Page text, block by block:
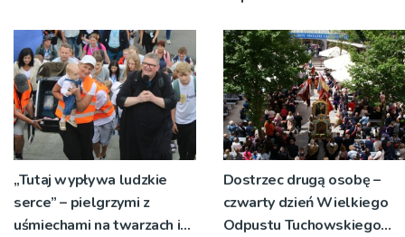
Wzgórzu
„Tutaj wypływa ludzkie
serce” – pielgrzymi z
uśmiechami na twarzach i
Dostrzec drugą osobę –
czwarty dzień Wielkiego
Odpustu Tuchowskiego